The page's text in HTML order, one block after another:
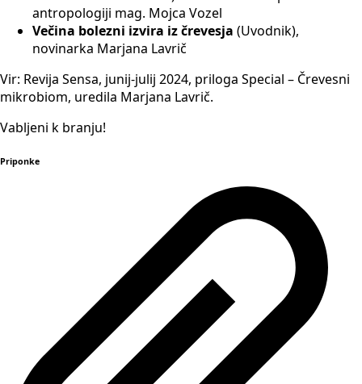
antropologiji mag. Mojca Vozel
Večina bolezni izvira iz črevesja (Uvodnik),
novinarka Marjana Lavrič
Vir: Revija Sensa, junij-julij 2024, priloga Special – Črevesni
mikrobiom, uredila Marjana Lavrič.
Vabljeni k branju!
Priponke